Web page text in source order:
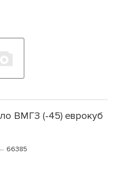
ВМГЗ (-45) еврокуб
66385